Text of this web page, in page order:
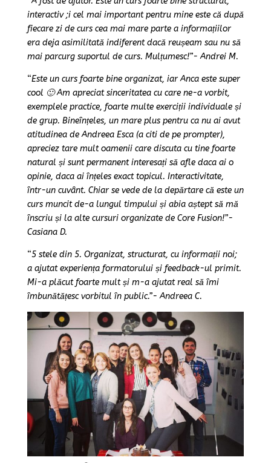
interactiv ;i cel mai important pentru mine este că după
fiecare zi de curs cea mai mare parte a informațiilor
era deja asimilitată indiferent dacă reușeam sau nu să
mai parcurg suportul de curs. Mulțumesc!”- Andrei M.
“Este un curs foarte bine organizat, iar Anca este super
cool 🙂 Am apreciat sinceritatea cu care ne-a vorbit,
exemplele practice, foarte multe exerciții individuale și
de grup. Bineînțeles, un mare plus pentru ca nu ai avut
atitudinea de Andreea Esca (a citi de pe prompter),
apreciez tare mult oamenii care discuta cu tine foarte
natural și sunt permanent interesați să afle daca ai o
opinie, daca ai înțeles exact topicul. Interactivitate,
într-un cuvânt. Chiar se vede de la depărtare că este un
curs muncit de-a lungul timpului și abia aștept să mă
înscriu și la alte cursuri organizate de Core Fusion!”-
Casiana D.
“5 stele din 5. Organizat, structurat, cu informații noi;
a ajutat experiența formatorului și feedback-ul primit.
Mi-a plăcut foarte mult și m-a ajutat real să îmi
îmbunătățesc vorbitul în public.”- Andreea C.